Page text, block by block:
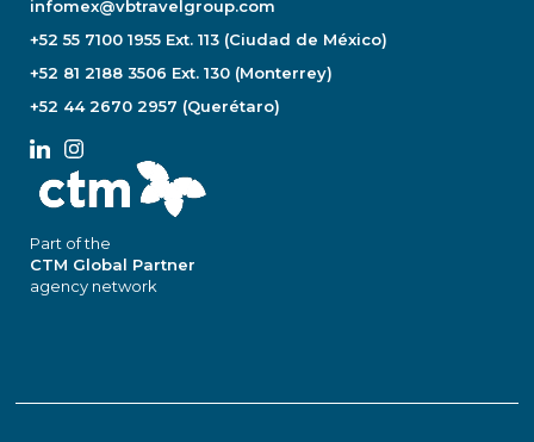
infomex@vbtravelgroup.com
+52 55 7100 1955 Ext. 113 (Ciudad de México)
+52 81 2188 3506 Ext. 130 (Monterrey)
+52 44 2670 2957 (Querétaro)
Part of the
CTM Global Partner
agency network